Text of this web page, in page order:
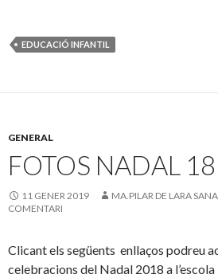
EDUCACIÓ INFANTIL
GENERAL
FOTOS NADAL 18
11 GENER 2019 MA.PILAR DE LARA
COMENTARI
Clicant els següents enllaços podreu
celebracions del Nadal 2018 a l’escola